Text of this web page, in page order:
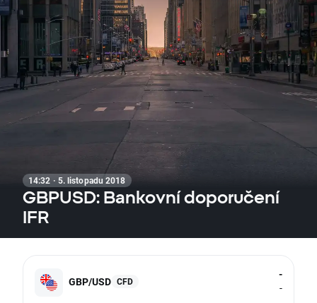
14:32 · 5. listopadu 2018
GBPUSD: Bankovní doporučení
IFR
GBP/USD CFD
-
-